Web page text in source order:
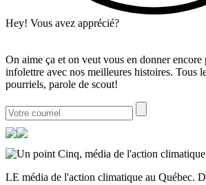
Hey! Vous avez apprécié?
On aime ça et on veut vous en donner encore
infolettre avec nos meilleures histoires. Tous
pourriels, parole de scout!
LE média de l'action climatique au Québec.